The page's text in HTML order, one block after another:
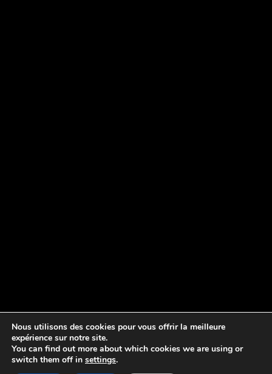
Nous utilisons des cookies pour vous offrir la meilleure
expérience sur notre site.
You can find out more about which cookies we are using or
switch them off in settings.